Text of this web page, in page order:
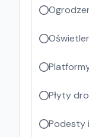
Płyty
Podesty